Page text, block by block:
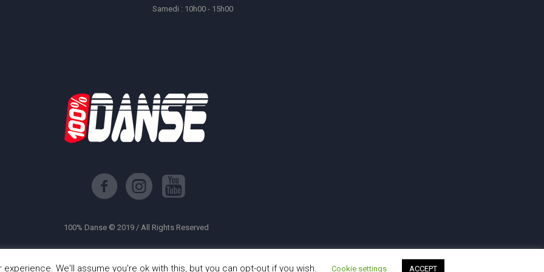
Samedi : 10h00 - 15h00
100% Danse © 2019 / All Rights Reserved
We'll assume you're ok with this, but you can opt-out if you wish. Cookie settings ACCEPT